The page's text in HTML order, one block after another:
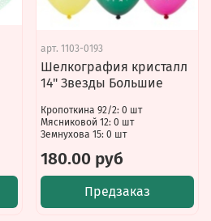
арт. 1103-0193
Шелкография кристалл
14" Звезды Большие
Кропоткина 92/2: 0 шт
Мясниковой 12: 0 шт
Земнухова 15: 0 шт
180.00 руб
Предзаказ